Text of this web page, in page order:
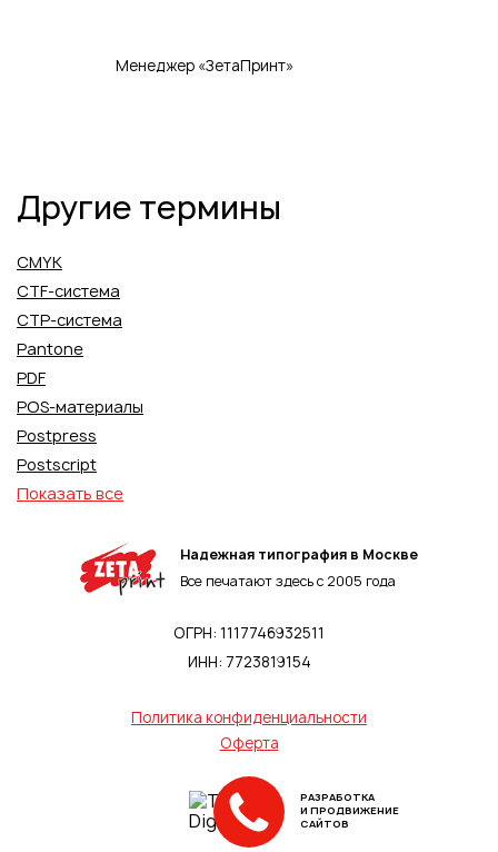
Менеджер «ЗетаПринт»
Другие термины
CMYK
CTF-система
CTP-система
Pantone
PDF
POS-материалы
Postpress
Postscript
Показать все
Надежная типография в Москве
Все печатают здесь с 2005 года
ОГРН: 1117746932511
ИНН: 7723819154
Политика конфиденциальности
Оферта
РАЗРАБОТКА
И ПРОДВИЖЕНИЕ
САЙТОВ